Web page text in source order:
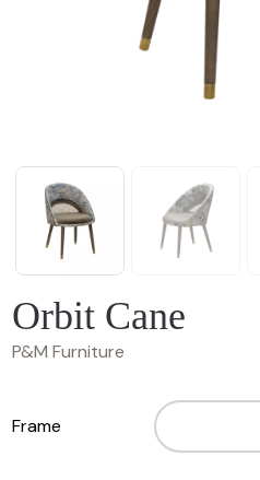
Orbit Cane
P&M Furniture
Frame